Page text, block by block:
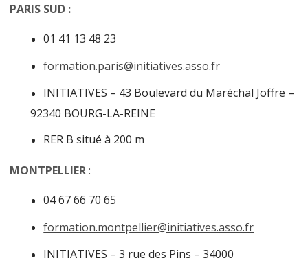
PARIS SUD :
01 41 13 48 23
formation.paris@initiatives.asso.fr
INITIATIVES – 43 Boulevard du Maréchal Joffre –
92340 BOURG-LA-REINE
RER B situé à 200 m
MONTPELLIER:
04 67 66 70 65
formation.montpellier@initiatives.asso.fr
INITIATIVES – 3 rue des Pins – 34000